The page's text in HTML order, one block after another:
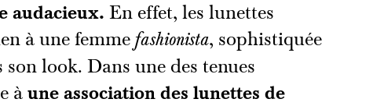
audacieux. En effet, les lunettes
à une femme fashionista, sophistiquée
look. Dans une des tenues
à une association des lunettes de